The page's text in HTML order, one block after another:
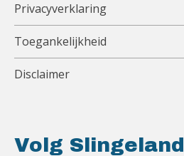
Volg Slingeland
Privacyverklaring
Toegankelijkheid
Disclaimer